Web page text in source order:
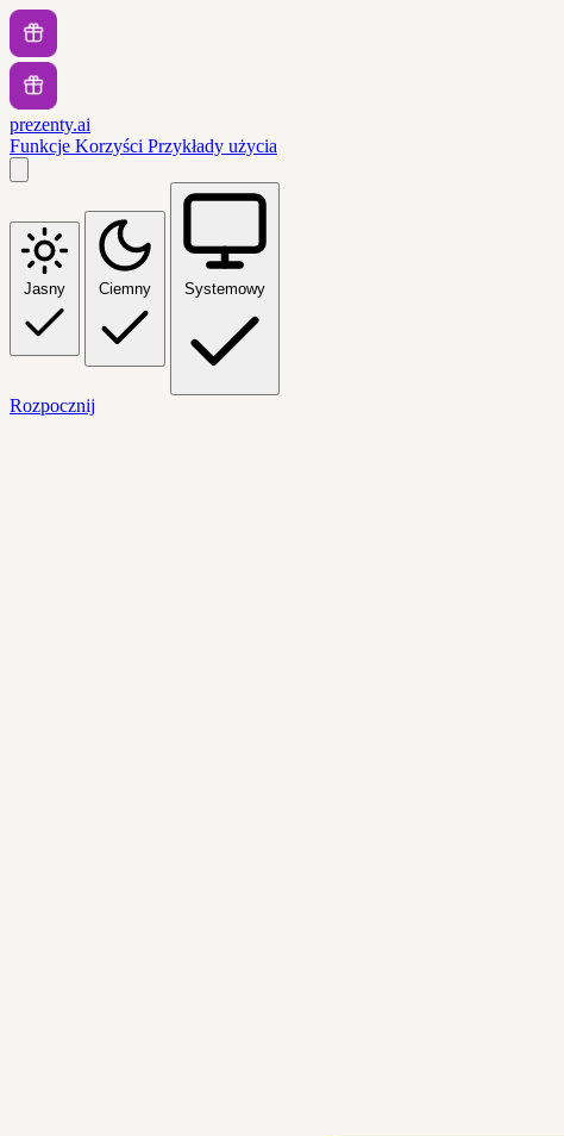
prezenty.ai
Funkcje Korzyści Przykłady użycia
Jasny Ciemny Systemowy
Rozpocznij